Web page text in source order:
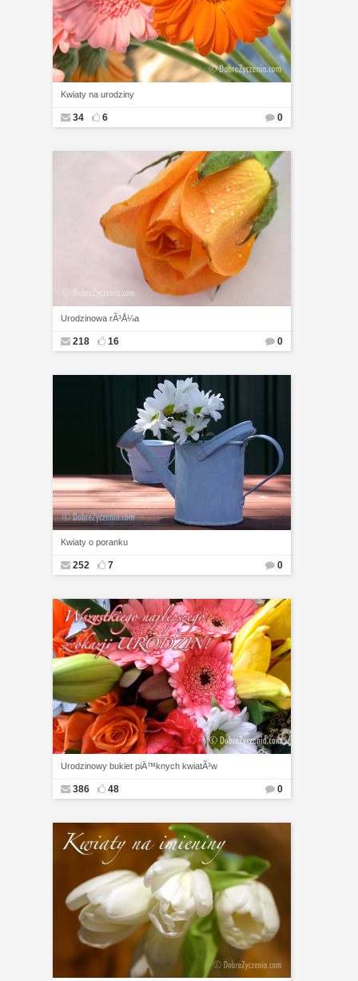
Kwiaty na urodziny
34 6 0
Urodzinowa rÃ³Å¼a
218 16 0
Kwiaty o poranku
252 7 0
Urodzinowy bukiet piÄ™knych kwiatÃ³w
386 48 0